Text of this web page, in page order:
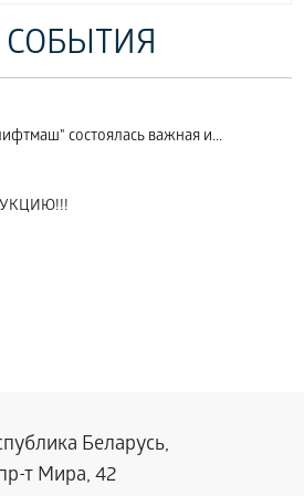
состоялась важная и...
Беларусь,
т Мира, 42